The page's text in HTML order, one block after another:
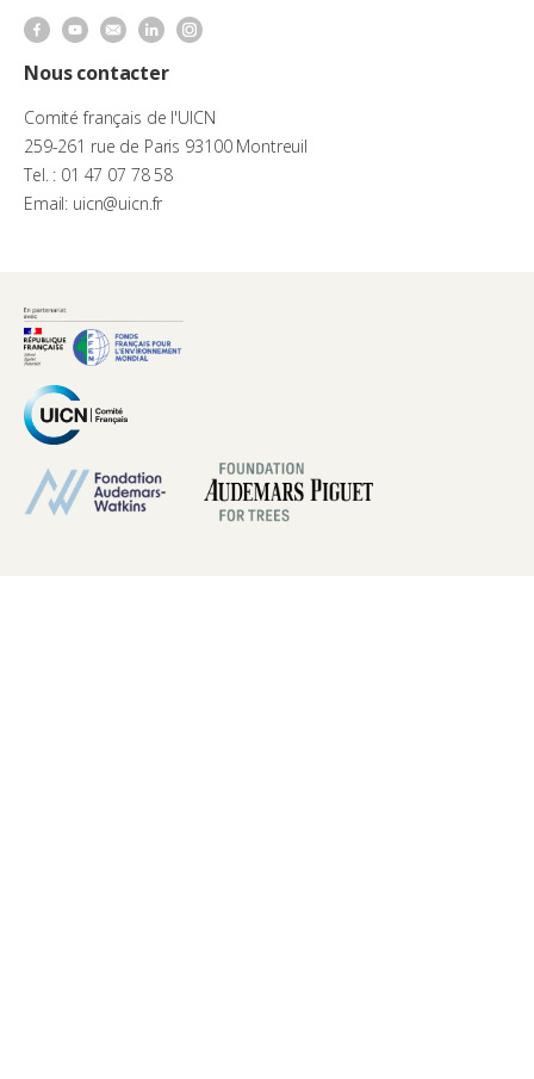
Nous contacter
Comité français de l'UICN
259-261 rue de Paris 93100 Montreuil
Tel. : 01 47 07 78 58
Email: uicn@uicn.fr